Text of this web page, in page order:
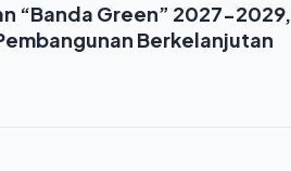
“Banda Green” 2027-2029,
Berkelanjutan